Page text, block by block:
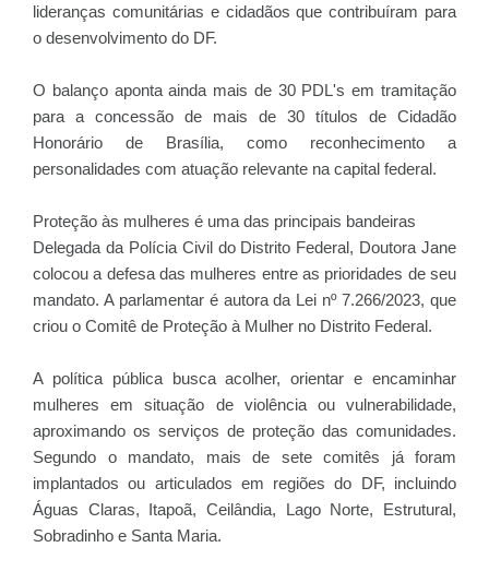
lideranças comunitárias e cidadãos que contribuíram para
o desenvolvimento do DF.
O balanço aponta ainda mais de 30 PDL's em tramitação
para a concessão de mais de 30 títulos de Cidadão
Honorário de Brasília, como reconhecimento a
personalidades com atuação relevante na capital federal.
Proteção às mulheres é uma das principais bandeiras
Delegada da Polícia Civil do Distrito Federal, Doutora Jane
colocou a defesa das mulheres entre as prioridades de seu
mandato. A parlamentar é autora da Lei nº 7.266/2023, que
criou o Comitê de Proteção à Mulher no Distrito Federal.
A política pública busca acolher, orientar e encaminhar
mulheres em situação de violência ou vulnerabilidade,
aproximando os serviços de proteção das comunidades.
Segundo o mandato, mais de sete comitês já foram
implantados ou articulados em regiões do DF, incluindo
Águas Claras, Itapoã, Ceilândia, Lago Norte, Estrutural,
Sobradinho e Santa Maria.